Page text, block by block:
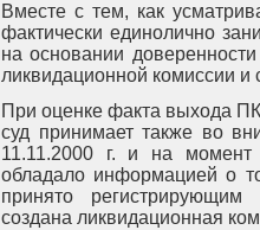
Вместе с тем, как
фактически единолично
на основании
ликвидационной комиссии
При оценке факта выхода
суд принимает также во
11.11.2000 г. и на момент
обладало информацией о
принято
создана ликвидационная